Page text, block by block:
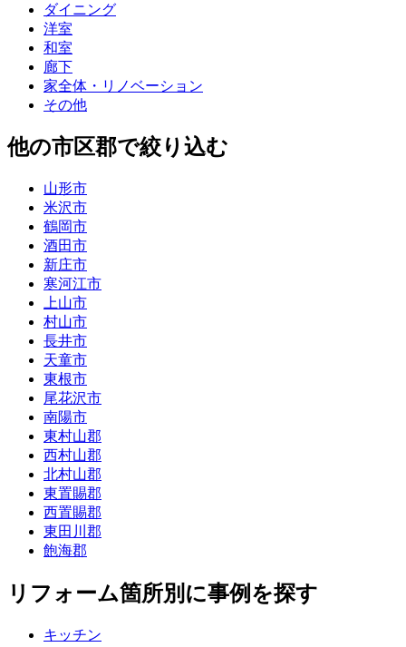
ダイニング
洋室
和室
廊下
家全体・リノベーション
その他
他の市区郡で絞り込む
山形市
米沢市
鶴岡市
酒田市
新庄市
寒河江市
上山市
村山市
長井市
天童市
東根市
尾花沢市
南陽市
東村山郡
西村山郡
北村山郡
東置賜郡
西置賜郡
東田川郡
飽海郡
リフォーム箇所別に事例を探す
キッチン